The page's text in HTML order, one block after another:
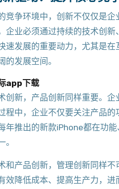
竞争环境中，创新不仅仅是
企业必须通过持续的技术创
速发展的重要动力，尤其是
的发展空间。
app下载
创新，产品创新同样重要。
程中，企业不仅要关注产品
年推出的新款iPhone都在功
。
和产品创新，管理创新同样
效降低成本、提高生产力，